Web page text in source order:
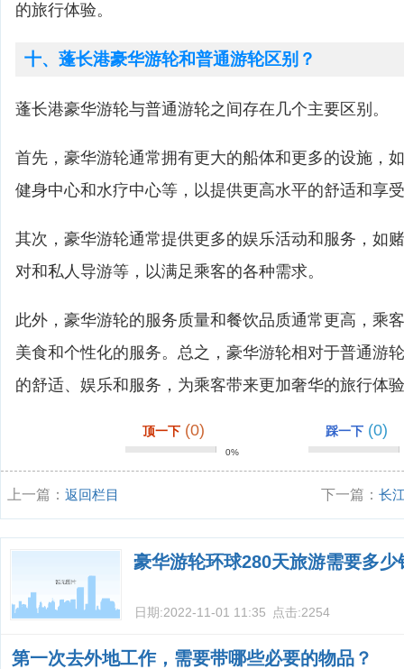
的旅行体验。
十、蓬长港豪华游轮和普通游轮区别？
蓬长港豪华游轮与普通游轮之间存在几个主要区别。
首先，豪华游轮通常拥有更大的船体和更多的设施，
健身中心和水疗中心等，以提供更高水平的舒适和享
其次，豪华游轮通常提供更多的娱乐活动和服务，如
对和私人导游等，以满足乘客的各种需求。
此外，豪华游轮的服务质量和餐饮品质通常更高，乘
美食和个性化的服务。总之，豪华游轮相对于普通游
的舒适、娱乐和服务，为乘客带来更加奢华的旅行体
顶一下 (0)
0%
踩一下 (0)
上一篇： 返回栏目 下一篇：长
三峡游轮多
豪华游轮环球280天旅游需要多少
日期:2022-11-01 11:35 点击:2254
第一次去外地工作，需要带哪些必要的物品？